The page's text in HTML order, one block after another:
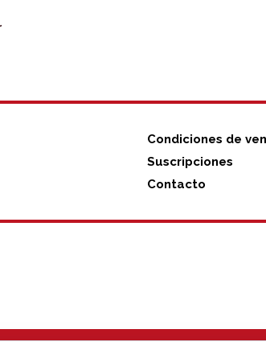
Condiciones de
Suscripciones
Contacto